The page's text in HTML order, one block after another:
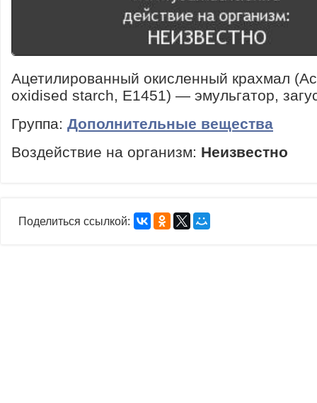
Ацетилированный окисленный крахмал
oxidised starch, E1451) — эмульгатор,
Группа: Дополнительные вещества
Воздействие на организм: Неизвестно
Поделиться ссылкой: